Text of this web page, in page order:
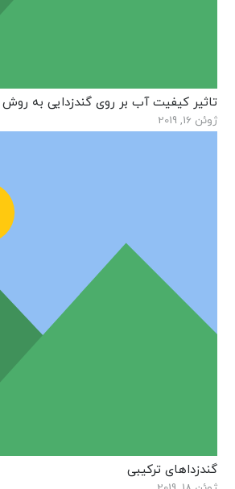
تاثیر کیفیت آب بر روی گندزدایی به روش
ژوئن 16, 2019
گندزداهای ترکیبی